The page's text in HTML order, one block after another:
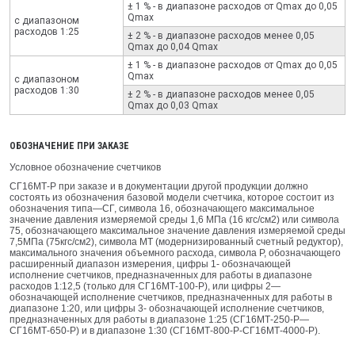
с диапазоном
расходов 1:25
± 1 % - в диапазоне раcходов от Qmax до 0,05
Qmax
± 2 % - в диапазоне раcходов менее 0,05
Qmax до 0,04 Qmax
с диапазоном
расходов 1:30
± 1 % - в диапазоне раcходов от Qmax до 0,05
Qmax
± 2 % - в диапазоне раcходов менее 0,05
Qmax до 0,03 Qmax
ОБОЗНАЧЕНИЕ ПРИ ЗАКАЗЕ
Условное обозначение счетчиков
СГ16МТ‑Р при заказе и в документации другой продукции должно
состоять из обозначения базовой модели счетчика, которое состоит из
обозначения типа—СГ, символа 16, обозначающего максимальное
значение давления измеряемой среды 1,6 МПа (16 кгс/см2) или символа
75, обозначающего максимальное значение давления измеряемой среды
7,5МПа (75кгс/см2), символа МТ (модернизированный счетный редуктор),
максимального значения объемного расхода, символа Р, обозначающего
расширенный диапазон измерения, цифры 1- обозначающей
исполнение счетчиков, предназначенных для работы в диапазоне
расходов 1:12,5 (только для СГ16МТ-100-Р), или цифры 2—
обозначающей исполнение счетчиков, предназначенных для работы в
диапазоне 1:20, или цифры 3- обозначающей исполнение счетчиков,
предназначенных для работы в диапазоне 1:25 (СГ16МТ‑250‑Р—
СГ16МТ-650-Р) и в диапазоне 1:30 (СГ16МТ-800-Р‑СГ16МТ-4000-Р).